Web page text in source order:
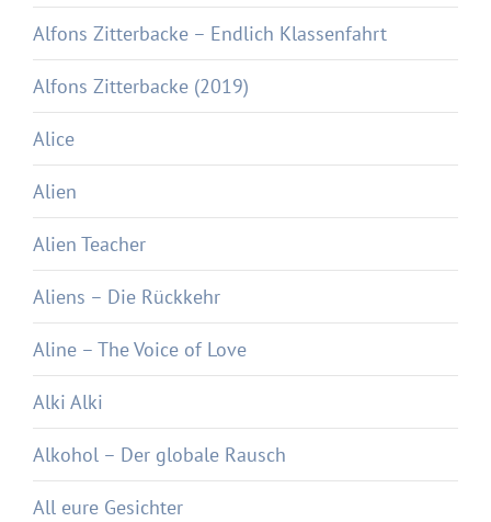
Alfons Zitterbacke – Endlich Klassenfahrt
Alfons Zitterbacke (2019)
Alice
Alien
Alien Teacher
Aliens – Die Rückkehr
Aline – The Voice of Love
Alki Alki
Alkohol – Der globale Rausch
All eure Gesichter